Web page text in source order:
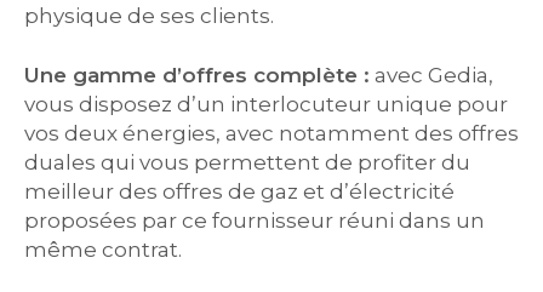
physique de ses clients.
Une gamme d’offres complète : avec Gedia,
vous disposez d’un interlocuteur unique pour
vos deux énergies, avec notamment des offres
duales qui vous permettent de profiter du
meilleur des offres de gaz et d’électricité
proposées par ce fournisseur réuni dans un
même contrat.